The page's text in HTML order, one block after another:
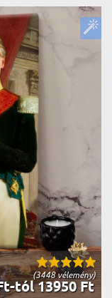
(3448 vélemény)
tól 13950 Ft